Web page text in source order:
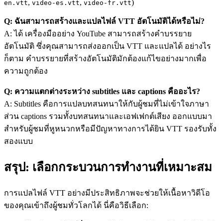
en.vtt, video-es.vtt, video-fr.vtt)
Q: ฉันสามารถสร้างและแปลไฟล์ VTT อัตโนมัติได้หรือไม่?
A: ได้ เครื่องมืออย่าง YouTube สามารถสร้างคำบรรยาย
อัตโนมัติ ซึ่งคุณสามารถส่งออกเป็น VTT และแปลได้ อย่างไร
ก็ตาม คำบรรยายที่สร้างอัตโนมัติมักต้องแก้ไขอย่างมากเพื่อ
ความถูกต้อง
Q: ความแตกต่างระหว่าง subtitles และ captions คืออะไร?
A: Subtitles คือการแปลบทสนทนาให้กับผู้ชมที่ไม่เข้าใจภาษา
ส่วน captions รวมทั้งบทสนทนาและเอฟเฟกต์เสียง ออกแบบมา
สำหรับผู้ชมที่หูหนวกหรือมีปัญหาทางการได้ยิน VTT รองรับทั้ง
สองแบบ
สรุป: เลือกกระบวนการทำงานที่เหมาะสม
การแปลไฟล์ VTT อย่างมีประสิทธิภาพจะช่วยให้เนื้อหาวิดีโอ
ของคุณเข้าถึงผู้ชมทั่วโลกได้ นี่คือวิธีเลือก: